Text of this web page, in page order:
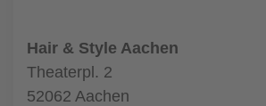
Hair & Style Aachen
Theaterpl. 2
52062 Aachen